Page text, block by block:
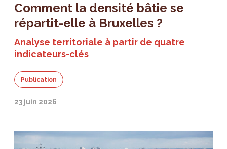
Comment la densité bâtie se
répartit-elle à Bruxelles ?
Analyse territoriale à partir de quatre
indicateurs-clés
Publication
23 juin 2026